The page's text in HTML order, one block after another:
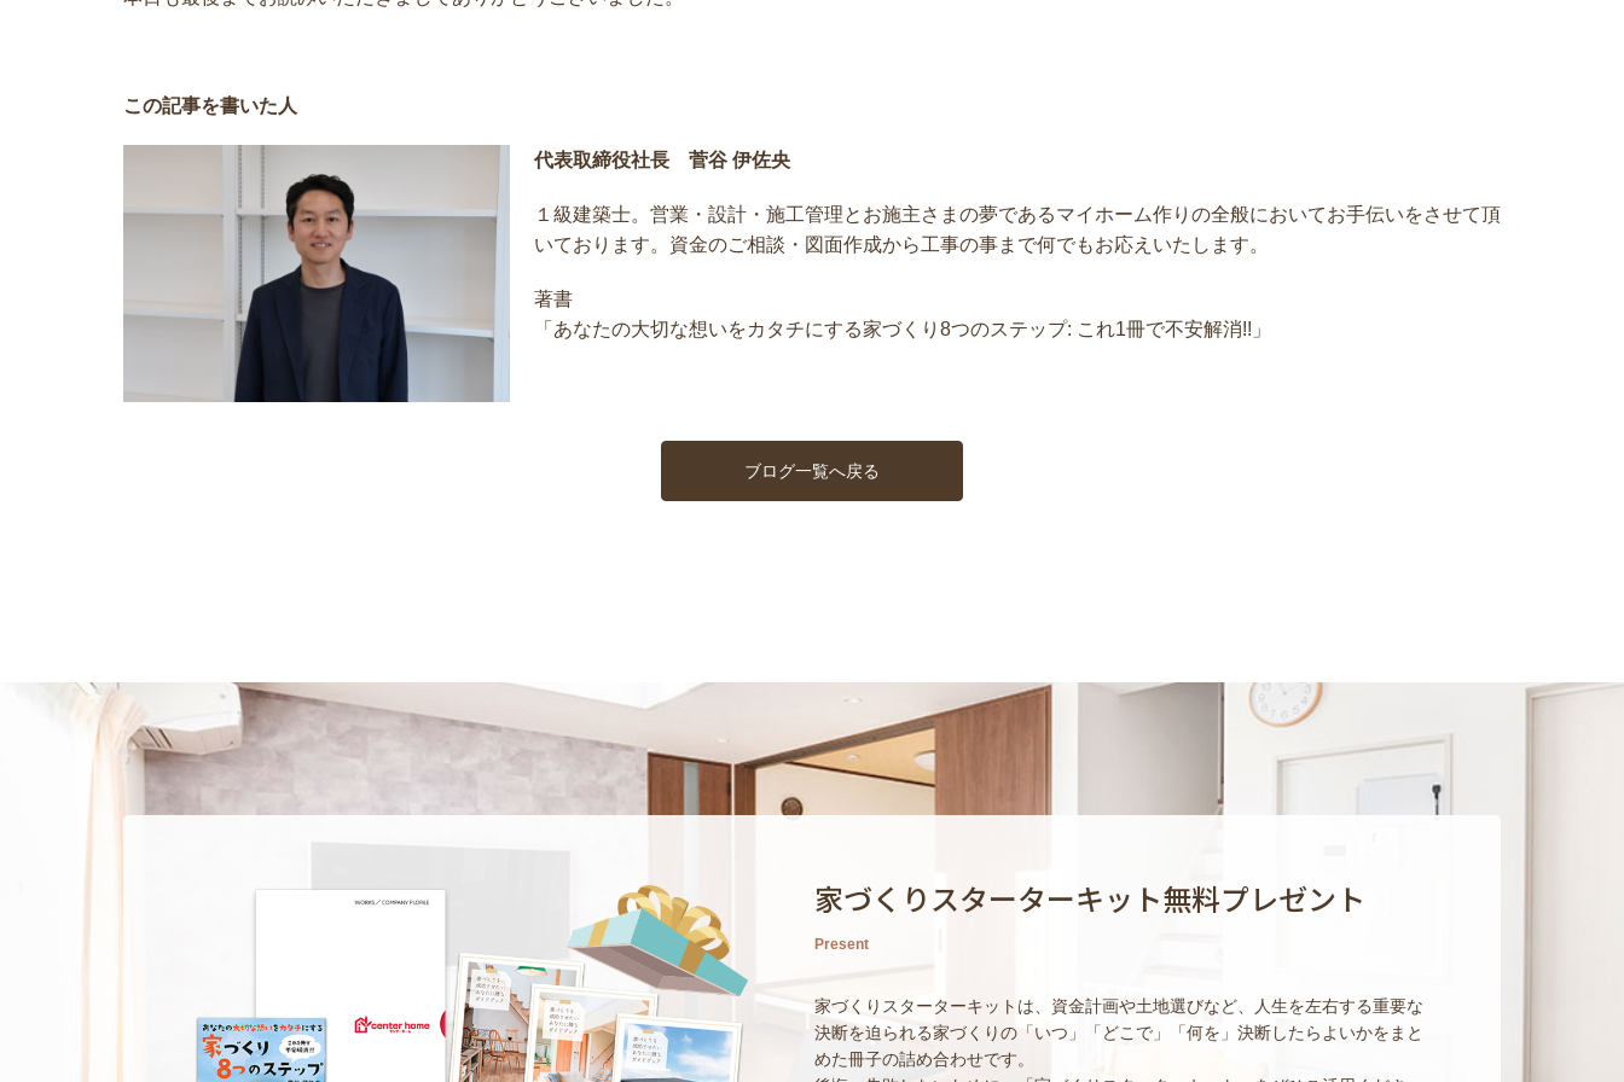
この記事を書いた人
代表取締役社長 菅谷 伊佐央
１級建築士。営業・設計・施工管理とお施主さまの夢であるマイホーム作りの全般においてお手伝いをさせて頂
いております。資金のご相談・図面作成から工事の事まで何でもお応えいたします。
著書
「あなたの大切な想いをカタチにする家づくり8つのステップ: これ1冊で不安解消!!」
ブログ一覧へ戻る
家づくりスターターキット無料プレゼント
Present
家づくりスターターキットは、資金計画や土地選びなど、人生を左右する重要な
決断を迫られる家づくりの「いつ」「どこで」「何を」決断したらよいかをまと
めた冊子の詰め合わせです。